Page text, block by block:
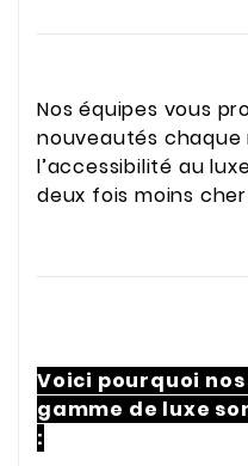
Nos équipes vous
nouveautés chaque
l’accessibilité au
deux fois moins
Voici pourquoi
gamme de luxe
: